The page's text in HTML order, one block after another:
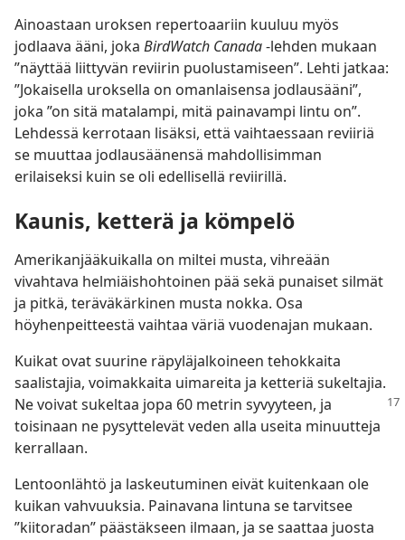
Ainoastaan uroksen repertoaariin kuuluu myös
jodlaava ääni, joka BirdWatch Canada-lehden mukaan
”näyttää liittyvän reviirin puolustamiseen”. Lehti jatkaa:
”Jokaisella uroksella on omanlaisensa jodlausääni”,
joka ”on sitä matalampi, mitä painavampi lintu on”.
Lehdessä kerrotaan lisäksi, että vaihtaessaan reviiriä
se muuttaa jodlausäänensä mahdollisimman
erilaiseksi kuin se oli edellisellä reviirillä.
Kaunis, ketterä ja kömpelö
Amerikanjääkuikalla on miltei musta, vihreään
vivahtava helmiäishohtoinen pää sekä punaiset silmät
ja pitkä, teräväkärkinen musta nokka. Osa
höyhenpeitteestä vaihtaa väriä vuodenajan mukaan.
Kuikat ovat suurine räpyläjalkoineen tehokkaita
saalistajia, voimakkaita uimareita ja ketteriä sukeltajia.
Ne voivat sukeltaa jopa 60 metrin syvyyteen, ja
toisinaan ne pysyttelevät veden alla useita minuutteja
kerrallaan.
Lentoonlähtö ja laskeutuminen eivät kuitenkaan ole
kuikan vahvuuksia. Painavana lintuna se tarvitsee
”kiitoradan” päästäkseen ilmaan, ja se saattaa juosta